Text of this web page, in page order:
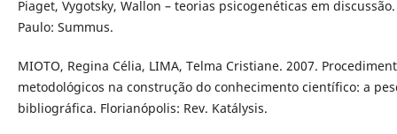
Piaget, Vygotsky, Wallon – teorias psicogenéticas em discussão.
Paulo: Summus.
MIOTO, Regina Célia, LIMA, Telma Cristiane. 2007.
metodológicos na construção do conhecimento científico: a
bibliográfica. Florianópolis: Rev. Katálysis.